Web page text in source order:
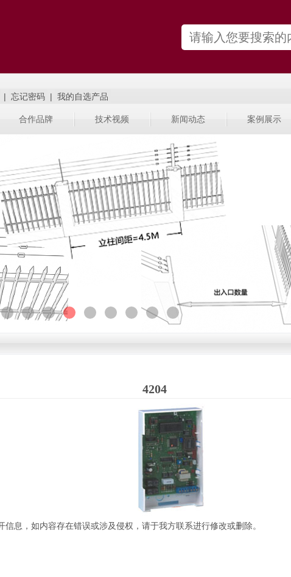
| |
合作品牌 技术视频 新闻动态 案例展示
4204
息，如内容存在错误或涉及侵权，请于我方联系进行修改或删除。